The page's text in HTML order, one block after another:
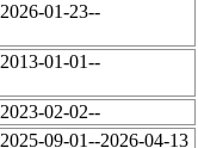
2026-01-23--
2013-01-01--
2023-02-02--
2025-09-01--2026-04-13